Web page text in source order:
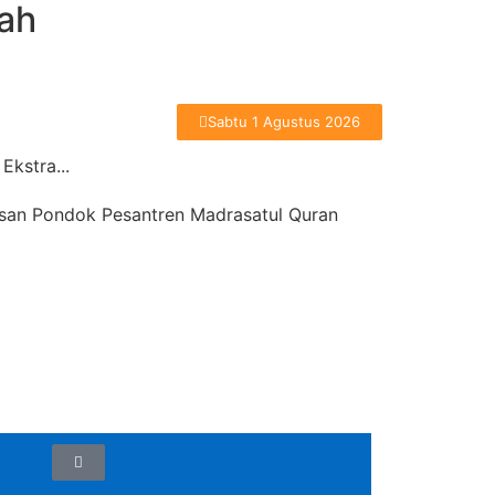
Sabtu 1 Agustus 2026
Pondok Pesantren Madrasatul Quran